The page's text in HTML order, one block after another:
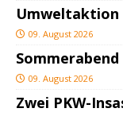
Umweltaktion
09. August 2026
09. August 2026
Zwei PKW-